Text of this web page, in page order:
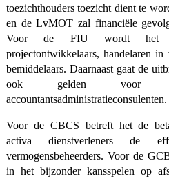
toezichthouders toezicht dient te
en de LvMOT zal financiële
Voor de FIU wordt het
projectontwikkelaars, handelaren in
bemiddelaars. Daarnaast gaat de
ook gelden voor
accountantsadministratieconsulenten.
Voor de CBCS betreft het de
activa dienstverleners de
vermogensbeheerders. Voor de
in het bijzonder kansspelen op